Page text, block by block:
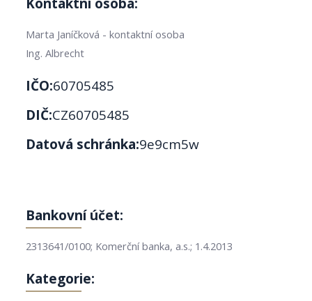
Marta Janíčková - kontaktní osoba
Ing. Albrecht
IČO:60705485
DIČ:CZ60705485
Datová schránka:9e9cm5w
Bankovní účet:
2313641/0100; Komerční banka, a.s.; 1.4.2013
Kategorie: